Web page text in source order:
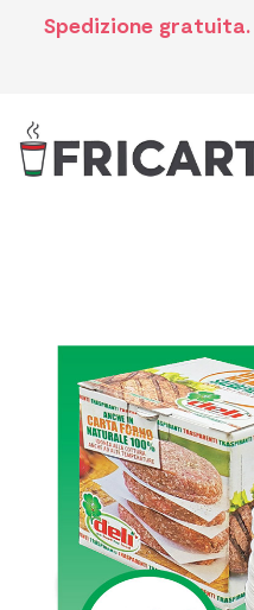
Spedizione gratuita.